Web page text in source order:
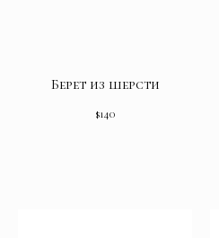
Берет из шерсти
$140